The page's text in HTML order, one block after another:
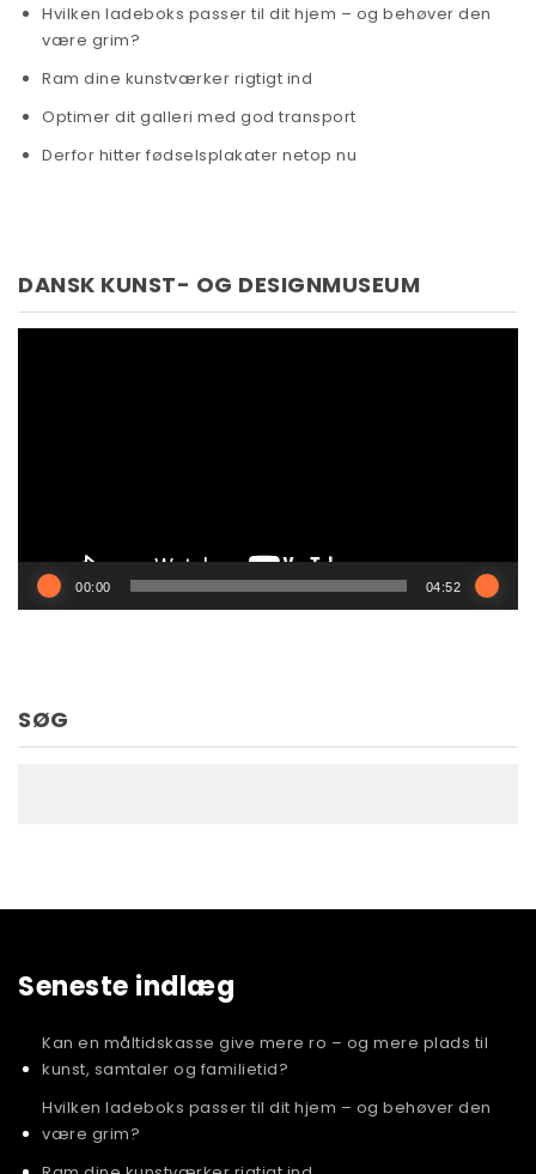
Hvilken ladeboks passer til dit hjem – og behøver den
være grim?
Ram dine kunstværker rigtigt ind
Optimer dit galleri med god transport
Derfor hitter fødselsplakater netop nu
DANSK KUNST- OG DESIGNMUSEUM
00:00 04:52
SØG
Seneste indlæg
Kan en måltidskasse give mere ro – og mere plads til
kunst, samtaler og familietid?
Hvilken ladeboks passer til dit hjem – og behøver den
være grim?